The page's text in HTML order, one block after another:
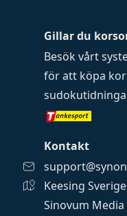
Gillar du
Besök vårt
för att köpa
Kontakt
Keesing
Sinovum Media